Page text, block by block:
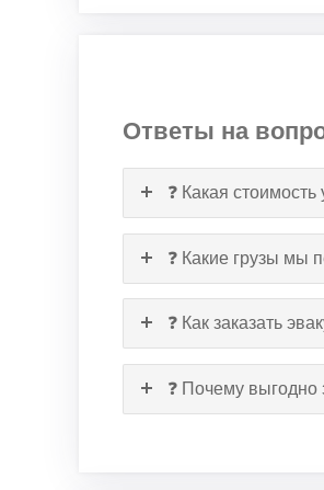
Ответы на
❓ Какая
❓ Какие грузы мы
❓ Как заказать
❓ Почему выгодно